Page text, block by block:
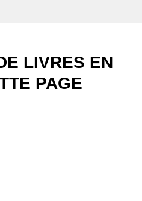
LIVRES EN
PAGE